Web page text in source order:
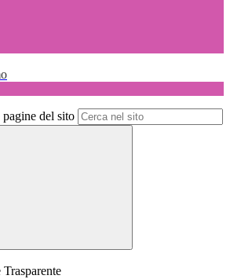
del sito